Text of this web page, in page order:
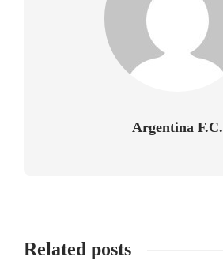
Argentina F.C.
Related posts